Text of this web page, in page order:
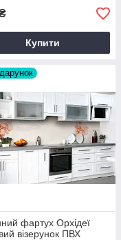
Купити
фартух Орхідеї
візерунок ПВХ